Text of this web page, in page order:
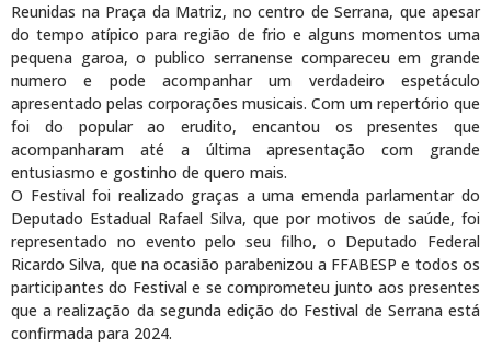
Reunidas na Praça da Matriz, no centro de Serrana, que apesar
do tempo atípico para região de frio e alguns momentos uma
pequena garoa, o publico serranense compareceu em grande
numero e pode acompanhar um verdadeiro espetáculo
apresentado pelas corporações musicais. Com um repertório que
foi do popular ao erudito, encantou os presentes que
acompanharam até a última apresentação com grande
entusiasmo e gostinho de quero mais.
O Festival foi realizado graças a uma emenda parlamentar do
Deputado Estadual Rafael Silva, que por motivos de saúde, foi
representado no evento pelo seu filho, o Deputado Federal
Ricardo Silva, que na ocasião parabenizou a FFABESP e todos os
participantes do Festival e se comprometeu junto aos presentes
que a realização da segunda edição do Festival de Serrana está
confirmada para 2024.